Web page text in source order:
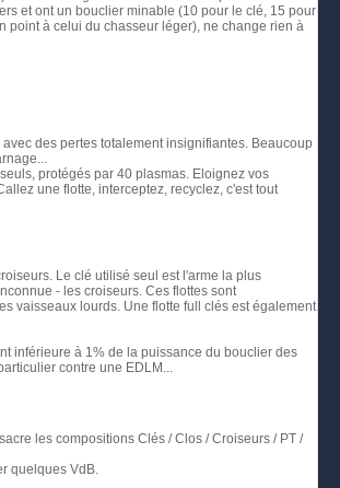
et ont un bouclier minable (10 pour le clé, 15 pour
point à celui du chasseur léger), ne change rien à
des pertes totalement insignifiantes. Beaucoup
protégés par 40 plasmas. Eloignez vos
une flotte, interceptez, recyclez, c'est tout
Le clé utilisé seul est l'arme la plus
- les croiseurs. Ces flottes sont
vaisseaux lourds. Une flotte full clés est également
inférieure à 1% de la puissance du bouclier des
contre une EDLM...
les compositions Clés / Clos / Croiseurs / PT /
quelques VdB.